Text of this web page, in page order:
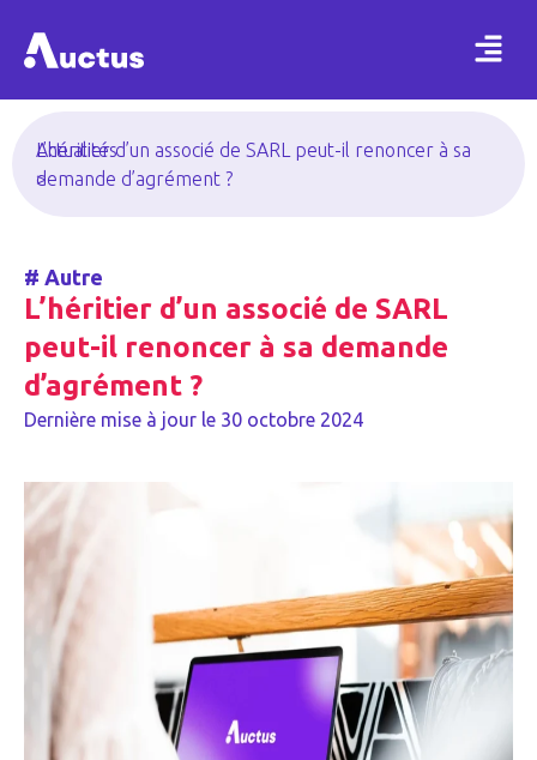
Actualités
>
L’héritier d’un associé de SARL peut-il renoncer à sa
demande d’agrément ?
# Autre
L’héritier d’un associé de SARL
peut-il renoncer à sa demande
d’agrément ?
Dernière mise à jour le 30 octobre 2024